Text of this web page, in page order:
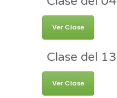
Ver Clase
Clase del
Ver Clase